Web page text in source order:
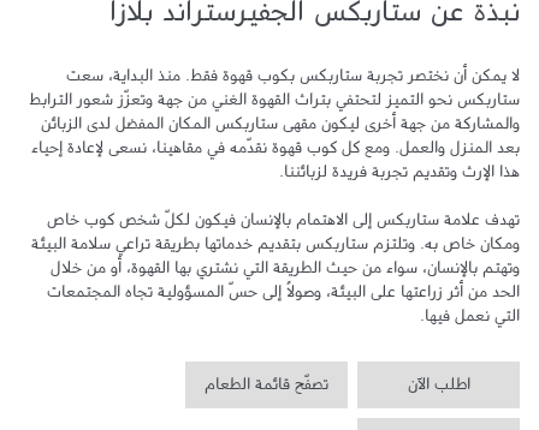
نبذة عن ستاربكس الجفيرستراند بلازا
التي نعمل فيها.
اطلب الآن تصفّح قائمة الطعام